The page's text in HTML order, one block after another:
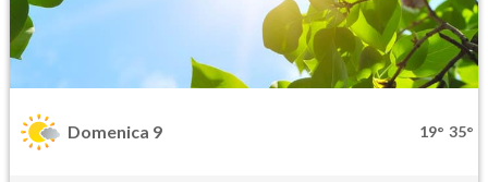
Domenica 9 19° 35°